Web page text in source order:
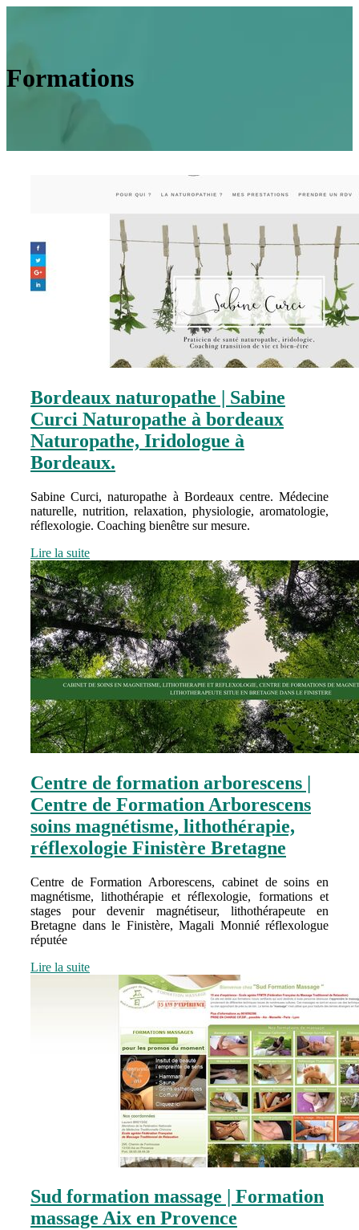
Formations
Bordeaux naturopathe | Sabine
Curci Naturopathe à bordeaux
Naturopathe, Iridologue à
Bordeaux.
Sabine Curci, naturopathe à Bordeaux centre. Médecine
naturelle, nutrition, relaxation, physiologie, aromatologie,
réflexologie. Coaching bienêtre sur mesure.
Lire la suite
Centre de formation arborescens |
Centre de Formation Arborescens
soins magnétisme, lit­hothéra­pie,
réflexolo­gie Finistère Bretagne
Centre de Formation Arborescens, cabinet de soins en
magnétisme, lithothérapie et réflexologie, formations et
stages pour devenir magnétiseur, lithothérapeute en
Bretagne dans le Finistère, Magali Monnié réflexologue
réputée
Lire la suite
Sud formation massage | Formation
massage Aix en Provence